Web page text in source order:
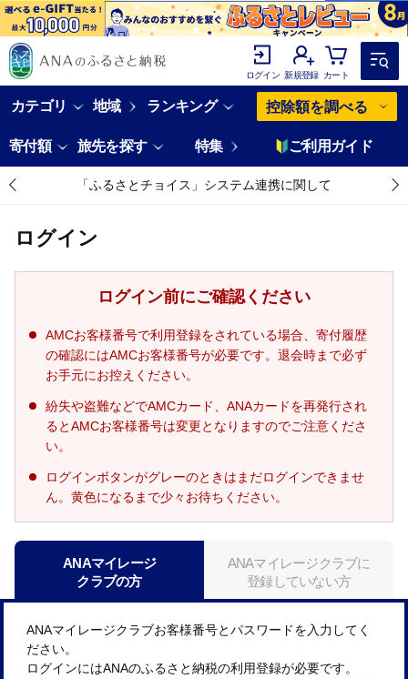
ログイン 新規登録 カート
カテゴリ 地域 ランキング 控除額を調べる
寄付額 旅先を探す 特集 ご利用ガイド
「ふるさとチョイス」システム連携に関して
ログイン
ログイン前にご確認ください
AMCお客様番号で利用登録をされている場合、寄付履歴
の確認にはAMCお客様番号が必要です。退会時まで必ず
お手元にお控えください。
紛失や盗難などでAMCカード、ANAカードを再発行され
るとAMCお客様番号は変更となりますのでご注意くださ
い。
ログインボタンがグレーのときはまだログインできませ
ん。黄色になるまで少々お待ちください。
ANAマイレージ
クラブの方
ANAマイレージクラブに
登録していない方
ANAマイレージクラブお客様番号とパスワードを入力してく
ださい。
ログインにはANAのふるさと納税の利用登録が必要です。